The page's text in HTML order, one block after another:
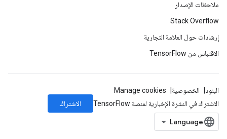
ملاحظات الإصدار
Stack Overflow
إرشادات حول العلامة التجارية
الاقتباس من TensorFlow
البنود الخصوصية
Manage cookies
الاشتراك في النشرة الإخبارية لمنصة TensorFlow
الاشتراك